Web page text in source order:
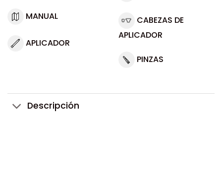
MANUAL
APLICADOR
CABEZAS DE
APLICADOR
PINZAS
Descripción